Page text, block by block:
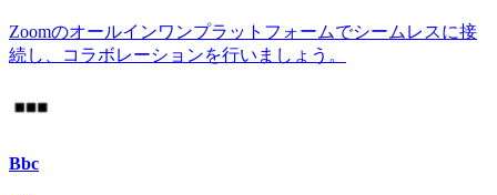
Zoomのオールインワンプラットフォームでシームレスに接
続し、コラボレーションを行いましょう。
Bbc